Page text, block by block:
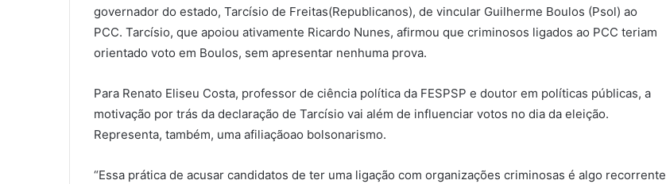
governador do estado, Tarcísio de Freitas(Republicanos), de vincular Guilherme Boulos (Psol) ao
PCC. Tarcísio, que apoiou ativamente Ricardo Nunes, afirmou que criminosos ligados ao PCC teriam
orientado voto em Boulos, sem apresentar nenhuma prova.
Para Renato Eliseu Costa, professor de ciência política da FESPSP e doutor em políticas públicas, a
motivação por trás da declaração de Tarcísio vai além de influenciar votos no dia da eleição.
Representa, também, uma afiliaçãoao bolsonarismo.
“Essa prática de acusar candidatos de ter uma ligação com organizações criminosas é algo recorrente